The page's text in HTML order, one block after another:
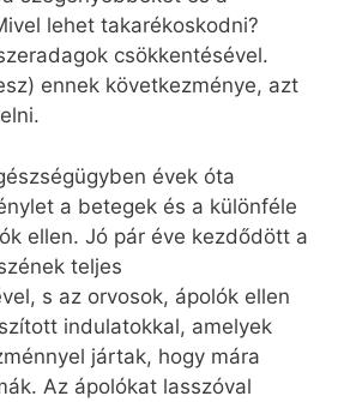
lehet takarékoskodni?
csökkentésével.
ennek következménye, azt
évek óta
a betegek és a különféle
ellen. Jó pár éve kezdődött a
teljes
s az orvosok, ápolók ellen
indulatokkal, amelyek
jártak, hogy mára
Az ápolókat lasszóval